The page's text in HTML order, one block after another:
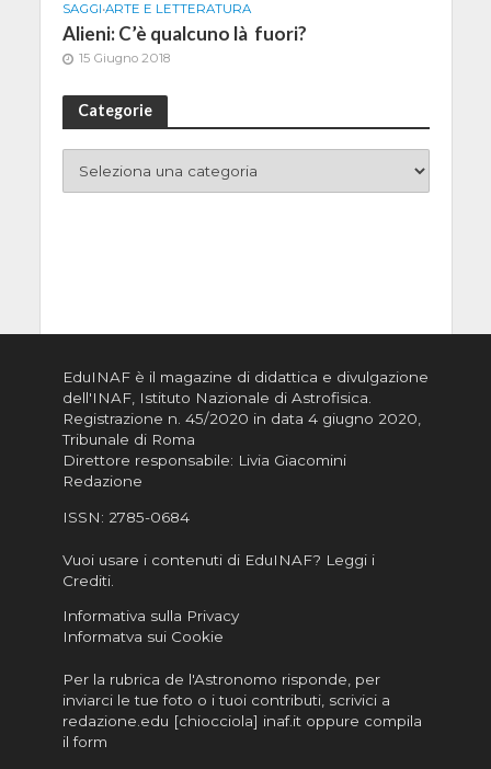
SAGGI•ARTE E LETTERATURA
Alieni: C’è qualcuno là fuori?
15 Giugno 2018
Categorie
EduINAF è il magazine di didattica e divulgazione
dell'INAF, Istituto Nazionale di Astrofisica.
Registrazione n. 45/2020 in data 4 giugno 2020,
Tribunale di Roma
Direttore responsabile: Livia Giacomini
Redazione
ISSN: 2785-0684
Vuoi usare i contenuti di EduINAF? Leggi i
Crediti.
Informativa sulla Privacy
Informatva sui Cookie
Per la rubrica de l'Astronomo risponde, per
inviarci le tue foto o i tuoi contributi, scrivici a
redazione.edu [chiocciola] inaf.it oppure compila
il form